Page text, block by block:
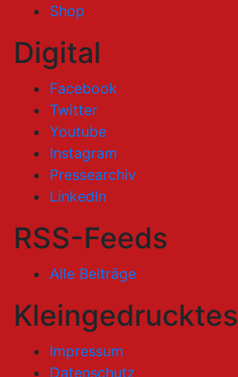
Shop
Digital
Facebook
Twitter
Youtube
Instagram
Pressearchiv
LinkedIn
RSS-Feeds
Alle Beiträge
Kleingedrucktes
Impressum
Datenschutz